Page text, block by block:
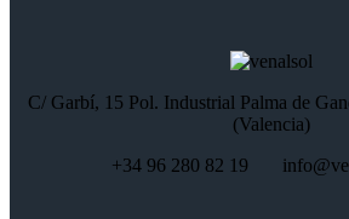
C/ Garbí, 15 Pol. Industrial Palma de
(Valencia)
+34 96 280 82 19